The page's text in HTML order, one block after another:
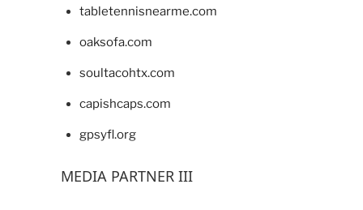
tabletennisnearme.com
oaksofa.com
soultacohtx.com
capishcaps.com
gpsyfl.org
MEDIA PARTNER III